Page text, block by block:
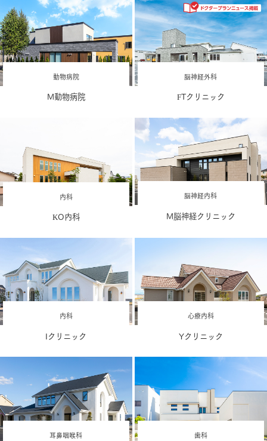
動物病院
M動物病院
脳神経外科
FTクリニック
内科
KO内科
脳神経内科
M脳神経クリニック
内科
Iクリニック
心療内科
Yクリニック
耳鼻咽喉科 歯科